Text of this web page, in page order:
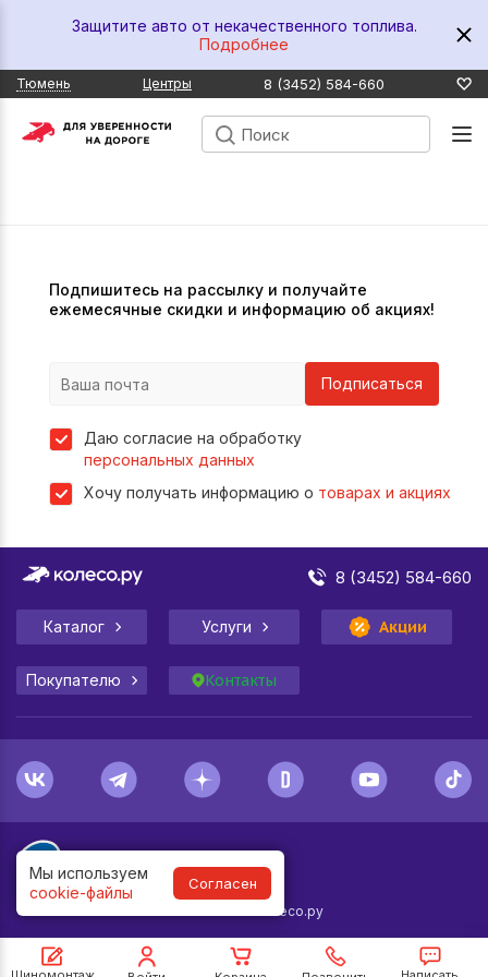
Мы используем
cookie-файлы
Согласен
Защитите авто от некачественного топлива.
Подробнее
Тюмень Центры 8 (3452) 584-660
Подпишитесь на рассылку и получайте
ежемесячные скидки и информацию об акциях!
Подписаться
Даю согласие на обработку
персональных данных
Хочу получать информацию о товарах и акциях
8 (3452) 584-660
Каталог Услуги Акции
Покупателю Контакты
© Колесо.ру